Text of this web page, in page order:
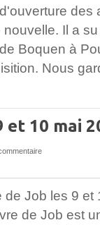
des
Il a
Boquen à
Nous
et 10 mai
Job les 9
de Job est